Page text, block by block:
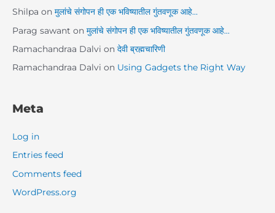
Shilpa on मुलांचे संगोपन ही एक भविष्यातील गुंतवणूक आहे…
Parag sawant on मुलांचे संगोपन ही एक भविष्यातील गुंतवणूक आहे…
Ramachandraa Dalvi on देवी ब्रह्मचारिणी
Ramachandraa Dalvi on Using Gadgets the Right Way
Meta
Log in
Entries feed
Comments feed
WordPress.org